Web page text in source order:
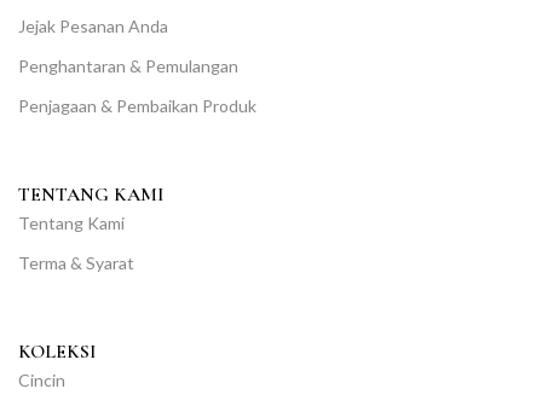
Jejak Pesanan Anda
Penghantaran & Pemulangan
Penjagaan & Pembaikan Produk
TENTANG KAMI
Tentang Kami
Terma & Syarat
KOLEKSI
Cincin